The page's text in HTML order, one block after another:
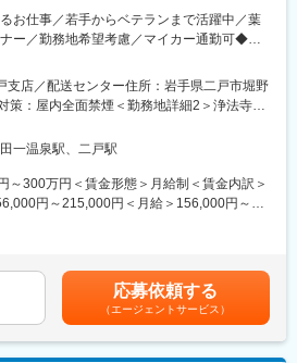
を解決し人々の健康や豊かな生活に貢献す
また、ビジネス基礎力向上のため富士フイ
援を利用したEラーニング受講が可能です。
める業務
お仕事／若手からベテランまで活躍中／葉
ー／勤務地希望考慮／マイカー通勤可◆
の修理及びチェンソーなどの小物商品の修
か、客先への出張修理及び配達もあり
務
はなく、パソコンを使った故障診断など最
当社の顧客となっており、圧倒的な信頼感
地区の葉タバコ農家からの支持が厚く、高
ービスを充実させることで、創業以来の厚
支店／配送センター住所：岩手県二戸市堀野
策：屋内全面禁煙＜勤務地詳細2＞浄法寺支
浄法寺町樋田40-1 受動喫煙対策：屋内全面
の定める事業所
一温泉駅、二戸駅
～300万円＜賃金形態＞月給制＜賃金内訳＞
円～215,000円＜月給＞156,000円～
選考を通じて上下する可能性があります。
を含めた表記です。
応募依頼する
（エージェントサービス）